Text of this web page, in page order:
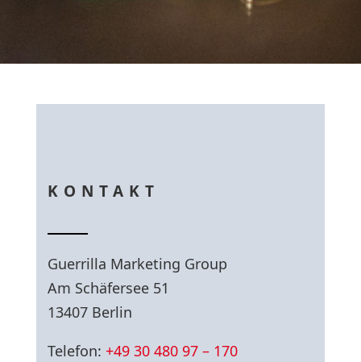
KONTAKT
Guerrilla Marketing Group
Am Schäfersee 51
13407 Berlin
Telefon: +49 30 480 97 – 170